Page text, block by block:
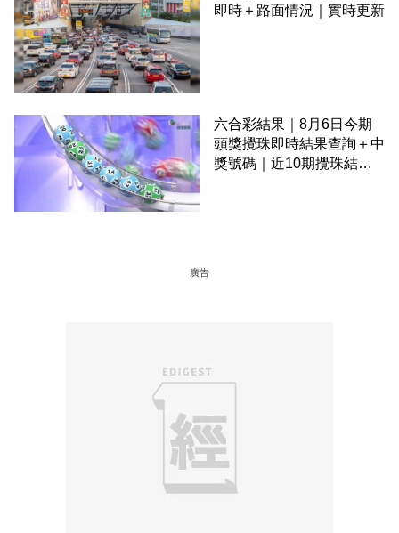
即時＋路面情況｜實時更新
六合彩結果｜8月6日今期
頭獎攪珠即時結果查詢＋中
獎號碼｜近10期攪珠結果
廣告